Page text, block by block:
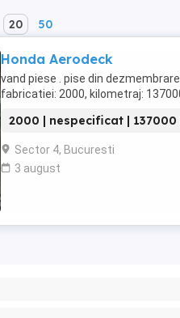
20 50
Honda Aerodeck
vand piese . pise din
fabricatiei: 2000, kilometraj:
2000 | nespecificat | 137000
Sector 4, Bucuresti
3 august